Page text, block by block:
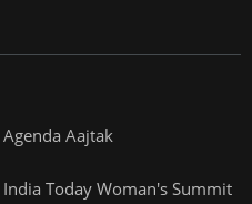
Agenda Aajtak
India Today Woman's Summit